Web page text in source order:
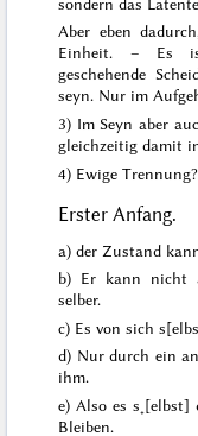
Aber eben
Einheit. – Es
geschehende
seyn. Nur im
3) Im Seyn aber
gleichzeitig damit
4) Ewige
Erster Anfang.
a) der Zustand
b) Er kann nicht
selber.
c) Es von sich
d) Nur durch ein
ihm.
e) Also es
Bleiben.